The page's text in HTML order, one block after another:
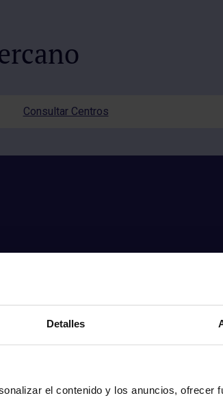
Detalles
el contenido y los anuncios, ofrecer
Consultar Centros